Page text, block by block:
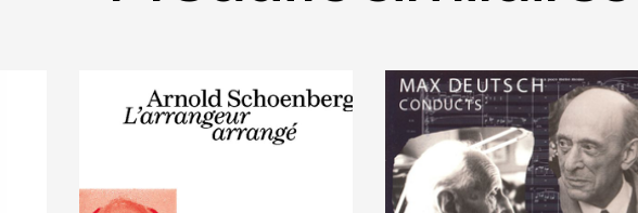
Music,Schoenberg
l’arrangeur
Deutsch,Music,Schoenberg
Max Deutsch
conducts Arnold